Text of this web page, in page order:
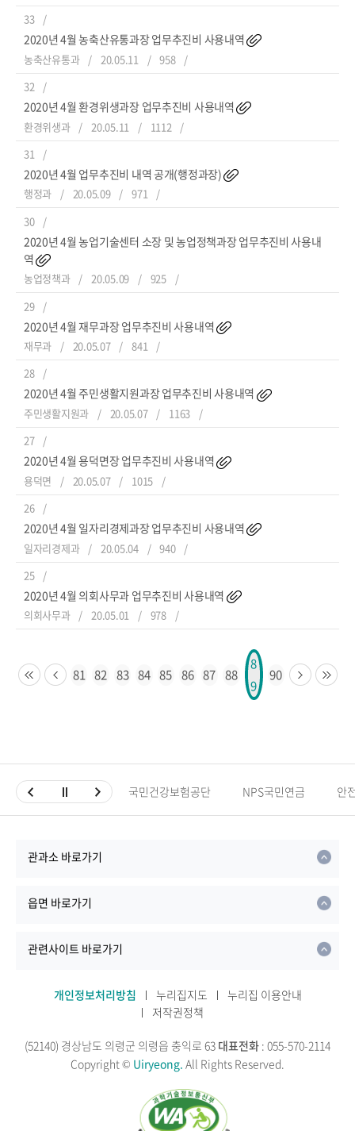
33
2020년 4월 농축산유통과장 업무추진비 사용내역
농축산유통과 20.05.11
958
32
2020년 4월 환경위생과장 업무추진비 사용내역
환경위생과 20.05.11
1112
31
2020년 4월 업무추진비 내역 공개(행정과장)
행정과 20.05.09
971
30
2020년 4월 농업기술센터 소장 및 농업정책과장 업무추진비 사용내
역
농업정책과 20.05.09
925
29
2020년 4월 재무과장 업무추진비 사용내역
재무과 20.05.07
841
28
2020년 4월 주민생활지원과장 업무추진비 사용내역
주민생활지원과 20.05.07
1163
27
2020년 4월 용덕면장 업무추진비 사용내역
용덕면 20.05.07
1015
26
2020년 4월 일자리경제과장 업무추진비 사용내역
일자리경제과 20.05.04
940
25
2020년 4월 의회사무과 업무추진비 사용내역
의회사무과 20.05.01 978
81 82 83 84 85 86 87 88
8
9
90
국민건강보험공단 NPS국민연금 안
관과소 바로가기
읍면 바로가기
관련사이트 바로가기
개인정보처리방침 누리집지도
누리집 이용안내
저작권정책
(52140) 경상남도 의령군 의령읍 충익로 63 대표전화 : 055-570-2114
Copyright © Uiryeong. All Rights Reserved.